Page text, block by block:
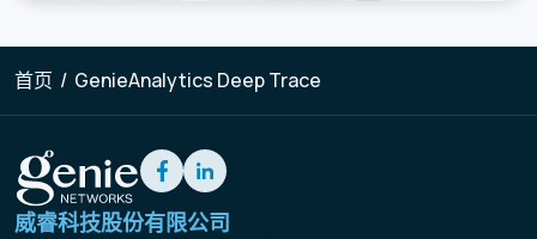
首页 / GenieAnalytics Deep Trace
威睿科技股份有限公司